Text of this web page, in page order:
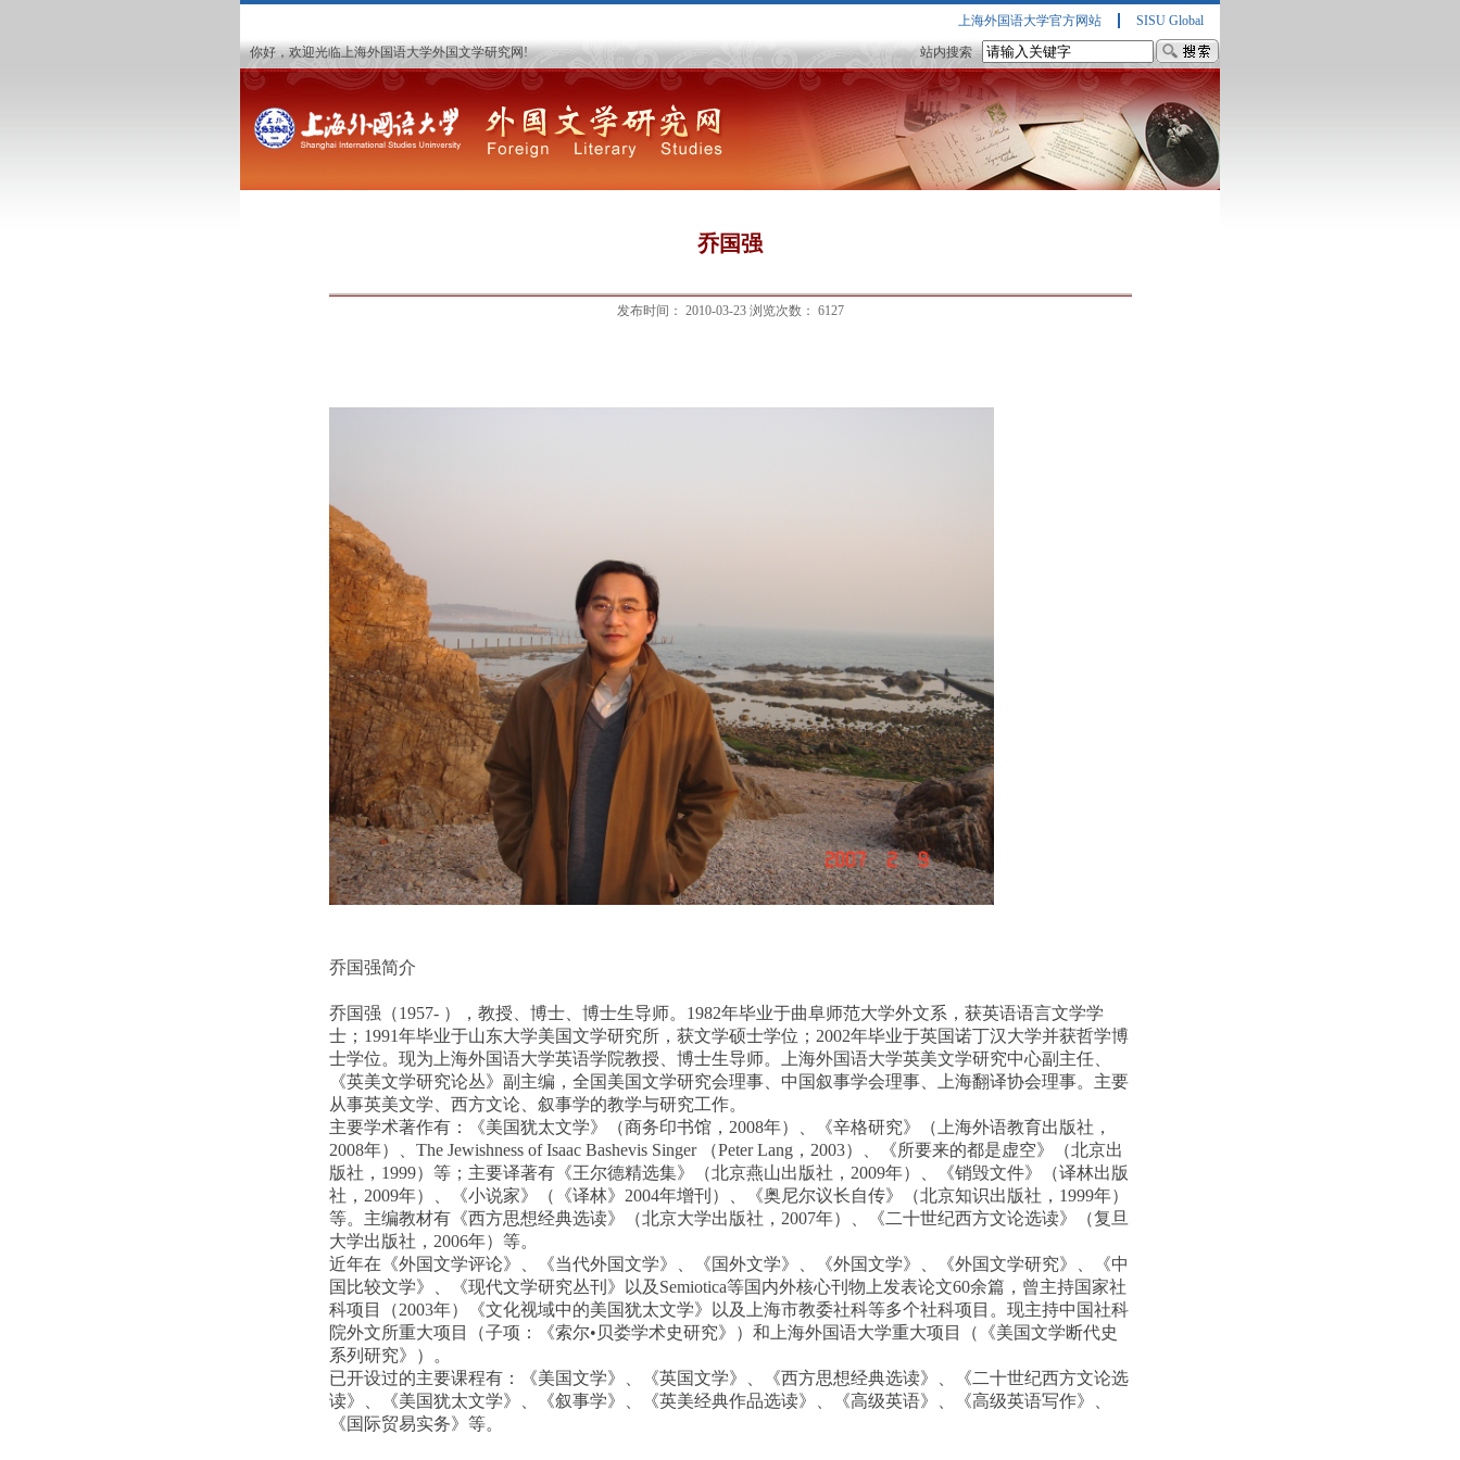
上海外国语大学官方网站 SISU Global
你好，欢迎光临上海外国语大学外国文学研究网! 站内搜索
乔国强
发布时间： 2010-03-23 浏览次数： 6127
乔国强简介
乔国强（1957- ），教授、博士、博士生导师。1982年毕业于曲阜师范大学外文系，获英语语言文学学
士；1991年毕业于山东大学美国文学研究所，获文学硕士学位；2002年毕业于英国诺丁汉大学并获哲学博
士学位。现为上海外国语大学英语学院教授、博士生导师。上海外国语大学英美文学研究中心副主任、
《英美文学研究论丛》副主编，全国美国文学研究会理事、中国叙事学会理事、上海翻译协会理事。主要
从事英美文学、西方文论、叙事学的教学与研究工作。
主要学术著作有：《美国犹太文学》（商务印书馆，2008年）、《辛格研究》（上海外语教育出版社，
2008年）、The Jewishness of Isaac Bashevis Singer （Peter Lang，2003）、《所要来的都是虚空》（北京出
版社，1999）等；主要译著有《王尔德精选集》（北京燕山出版社，2009年）、《销毁文件》（译林出版
社，2009年）、《小说家》（《译林》2004年增刊）、《奥尼尔议长自传》（北京知识出版社，1999年）
等。主编教材有《西方思想经典选读》（北京大学出版社，2007年）、《二十世纪西方文论选读》（复旦
大学出版社，2006年）等。
近年在《外国文学评论》、《当代外国文学》、《国外文学》、《外国文学》、《外国文学研究》、《中
国比较文学》、《现代文学研究丛刊》以及Semiotica等国内外核心刊物上发表论文60余篇，曾主持国家社
科项目（2003年）《文化视域中的美国犹太文学》以及上海市教委社科等多个社科项目。现主持中国社科
院外文所重大项目（子项：《索尔•贝娄学术史研究》）和上海外国语大学重大项目（《美国文学断代史
系列研究》）。
已开设过的主要课程有：《美国文学》、《英国文学》、《西方思想经典选读》、《二十世纪西方文论选
读》、《美国犹太文学》、《叙事学》、《英美经典作品选读》、《高级英语》、《高级英语写作》、
《国际贸易实务》等。